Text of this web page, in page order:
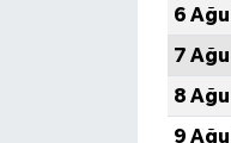
6
7
8
9